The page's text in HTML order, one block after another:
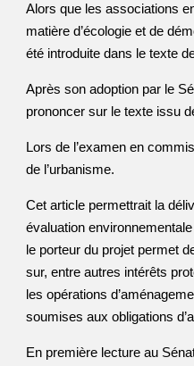
Alors que les associations
matière d’écologie et de
été introduite dans le texte
Après son adoption par le
prononcer sur le texte issu
Lors de l’examen en
de l’urbanisme.
Cet article permettrait la
évaluation
le porteur du projet permet
sur, entre autres intérêts
les opérations
soumises aux obligations
En première lecture au